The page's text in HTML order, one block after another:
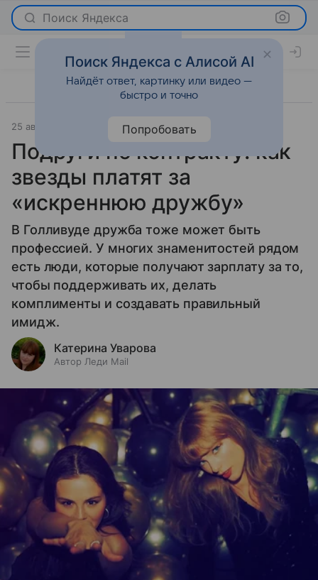
Поиск Яндекса
25 августа 2025 Светская жизнь
Подруги по контракту: как
звезды платят за
«искреннюю дружбу»
В Голливуде дружба тоже может быть
профессией. У многих знаменитостей рядом
есть люди, которые получают зарплату за то,
чтобы поддерживать их, делать
комплименты и создавать правильный
имидж.
Катерина Уварова
Автор Леди Mail
Поиск Яндекса с Алисой AI
Найдёт ответ, картинку или видео —
быстро и точно
Попробовать